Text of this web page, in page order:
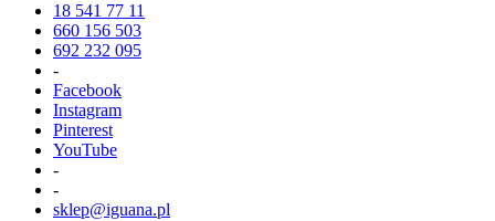
18 541 77 11
660 156 503
692 232 095
-
Facebook
Instagram
Pinterest
YouTube
-
-
sklep@iguana.pl